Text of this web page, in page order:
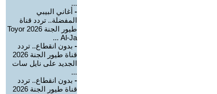
...
- أغاني البيبي
المفضلة.. تردد قناة
طيور الجنة 2026 Toyor
Al-Ja ...
- بدون انقطاع.. تردد
قناة طيور الجنة 2026
الجديد على نايل سات
...
- بدون انقطاع.. تردد
قناة طيور الجنة 2026